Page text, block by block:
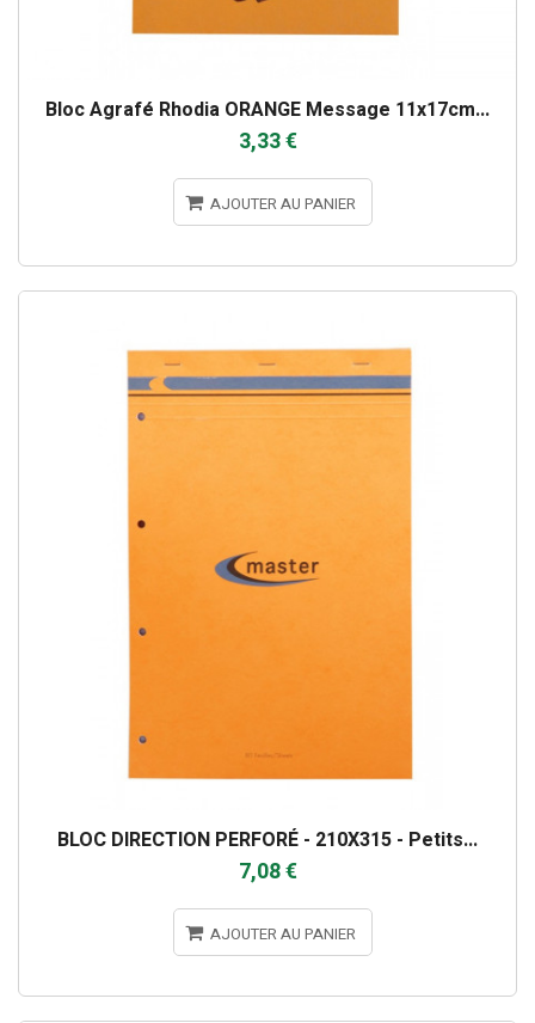
Bloc Agrafé Rhodia ORANGE Message 11x17cm...
3,33 €
AJOUTER AU PANIER
BLOC DIRECTION PERFORÉ - 210X315 - Petits...
7,08 €
AJOUTER AU PANIER